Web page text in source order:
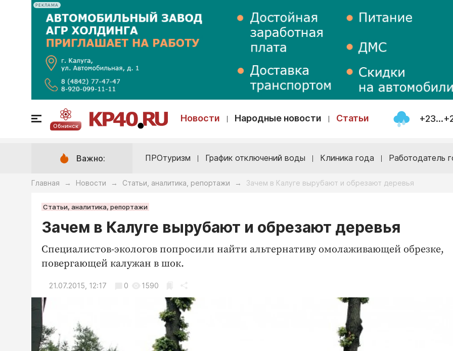
РЕКЛАМА
Обнинск
Новости Народные новости Статьи
Важно: ПРОтуризм График отключений воды Клиника года Работодатель
Главная → Новости → Статьи, аналитика, репортажи → Зачем в Калуге вырубают и обрезают деревья
Статьи, аналитика, репортажи
Зачем в Калуге вырубают и обрезают деревья
Специалистов-экологов попросили найти альтернативу омолаживающей обрезке,
повергающей калужан в шок.
21.07.2015, 12:17 0 1590